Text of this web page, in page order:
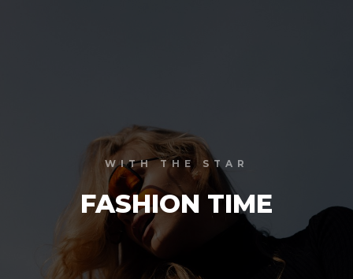
WITH THE STAR
FASHION TIME